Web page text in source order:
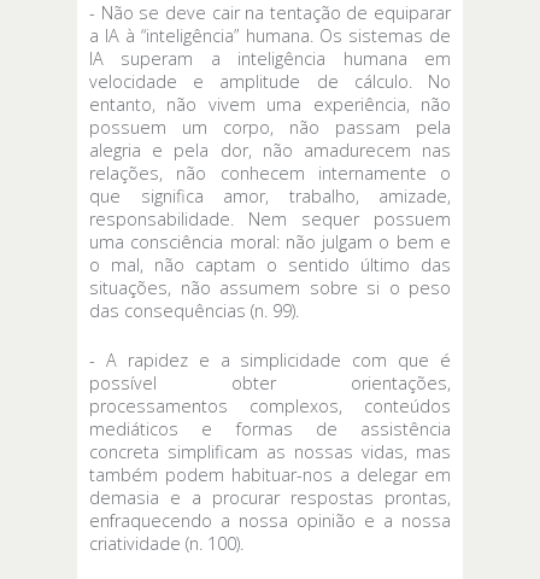
- Não se deve cair na tentação de equiparar
a IA à “inteligência” humana. Os sistemas de
IA superam a inteligência humana em
velocidade e amplitude de cálculo. No
entanto, não vivem uma experiência, não
possuem um corpo, não passam pela
alegria e pela dor, não amadurecem nas
relações, não conhecem internamente o
que significa amor, trabalho, amizade,
responsabilidade. Nem sequer possuem
uma consciência moral: não julgam o bem e
o mal, não captam o sentido último das
situações, não assumem sobre si o peso
das consequências (n. 99).
- A rapidez e a simplicidade com que é
possível obter orientações,
processamentos complexos, conteúdos
mediáticos e formas de assistência
concreta simplificam as nossas vidas, mas
também podem habituar-nos a delegar em
demasia e a procurar respostas prontas,
enfraquecendo a nossa opinião e a nossa
criatividade (n. 100).